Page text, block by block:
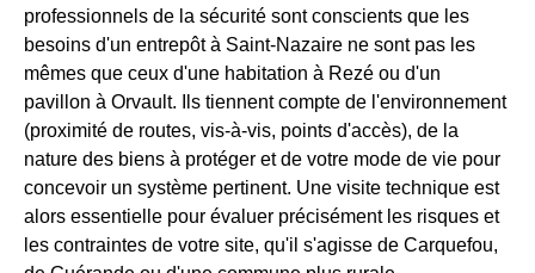
professionnels de la sécurité sont conscients que les
besoins d'un entrepôt à Saint-Nazaire ne sont pas les
mêmes que ceux d'une habitation à Rezé ou d'un
pavillon à Orvault. Ils tiennent compte de l'environnement
(proximité de routes, vis-à-vis, points d'accès), de la
nature des biens à protéger et de votre mode de vie pour
concevoir un système pertinent. Une visite technique est
alors essentielle pour évaluer précisément les risques et
les contraintes de votre site, qu'il s'agisse de Carquefou,